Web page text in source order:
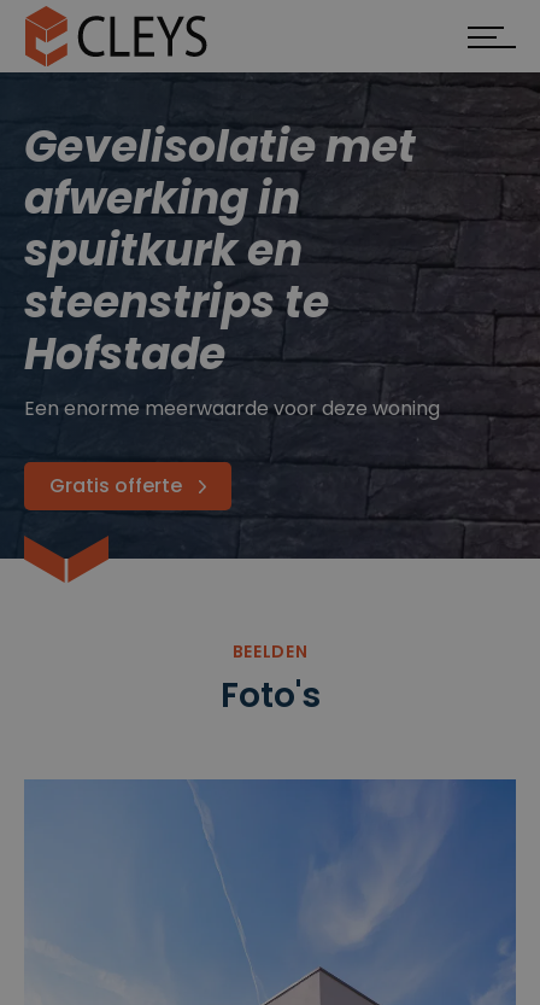
Gevelisolatie met
afwerking in
spuitkurk en
steenstrips te
Hofstade
Een enorme meerwaarde voor deze woning
Gratis offerte
BEELDEN
Foto's